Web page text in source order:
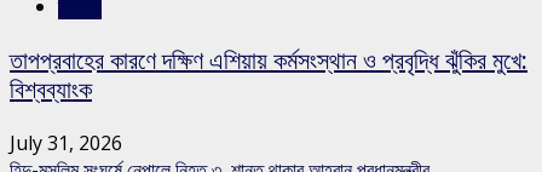
তাপপ্রবাহের কারণে দক্ষিণ এশিয়ায় কর্মসংস্থান ও প্রবৃদ্ধি ঝুঁকির মুখে:
বিশ্বব্যাংক
July 31, 2026